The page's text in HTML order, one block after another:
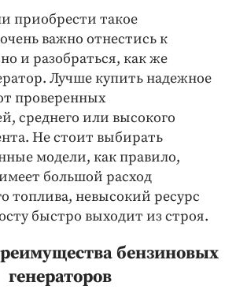
приобрести такое
важно отнестись к
и разобраться, как же
Лучше купить надежное
проверенных
среднего или высокого
Не стоит выбирать
модели, как правило,
большой расход
топлива, невысокий ресурс
быстро выходит из строя.
бензиновых
генераторов